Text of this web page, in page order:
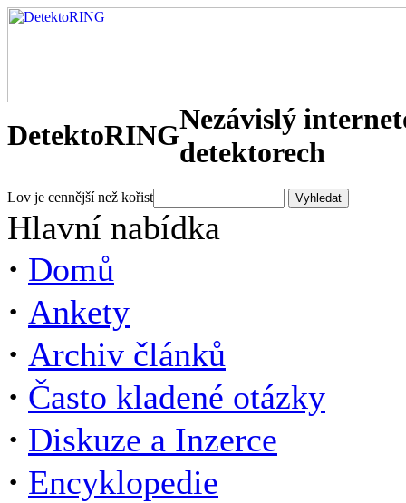
DetektoRINGNezávislý
detektorech
Lov je cennější než kořist
Hlavní nabídka
· Domů
· Ankety
· Archiv článků
· Často kladené otázky
· Diskuze a Inzerce
· Encyklopedie